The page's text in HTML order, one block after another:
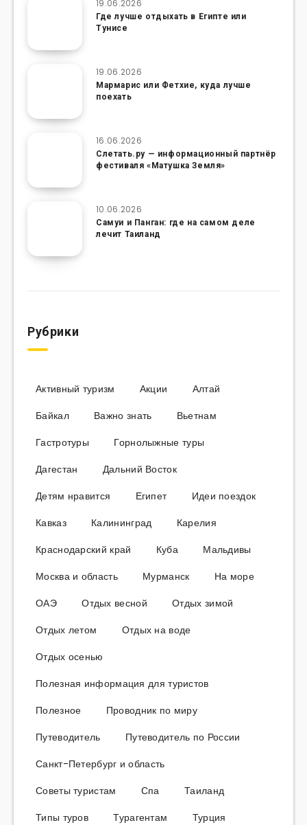
19.06.2026
Где лучше отдыхать в Египте или
Тунисе
19.06.2026
Мармарис или Фетхие, куда лучше
поехать
16.06.2026
Слетать.ру — информационный партнёр
фестиваля «Матушка Земля»
10.06.2026
Самуи и Панган: где на самом деле
лечит Таиланд
Рубрики
Активный туризм Акции
Алтай
Байкал
Важно знать
Вьетнам
Гастротуры
Горнолыжные туры
Дагестан
Дальний Восток
Детям нравится
Египет
Идеи поездок
Кавказ
Калининград
Карелия
Краснодарский край
Куба
Мальдивы
Москва и область
Мурманск
На море
ОАЭ
Отдых весной
Отдых зимой
Отдых летом
Отдых на воде
Отдых осенью
Полезная информация для туристов
Полезное
Проводник по миру
Путеводитель
Путеводитель по России
Санкт-Петербург и область
Советы туристам
Спа
Таиланд
Типы туров
Турагентам Турция